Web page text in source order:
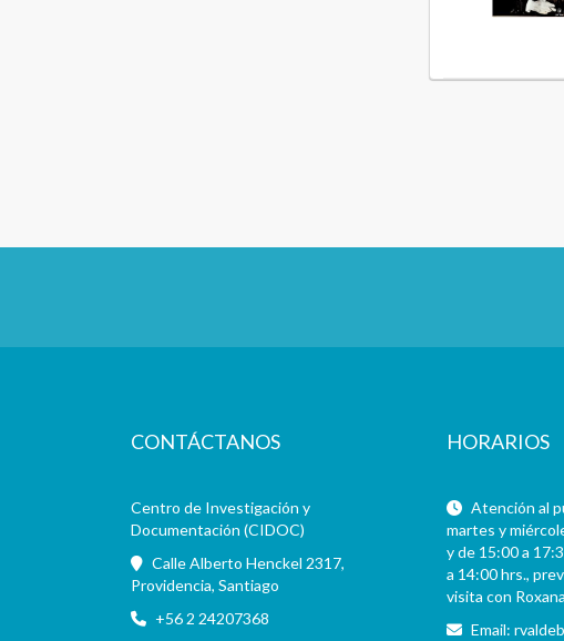
CONTÁCTANOS
Centro de Investigación y
Documentación (CIDOC)
Calle Alberto Henckel 2317,
Providencia, Santiago
+56 2 24207368
HORARIOS
Atención al
martes y
y de 15:00 a
a 14:00 hrs.,
visita con
Email: